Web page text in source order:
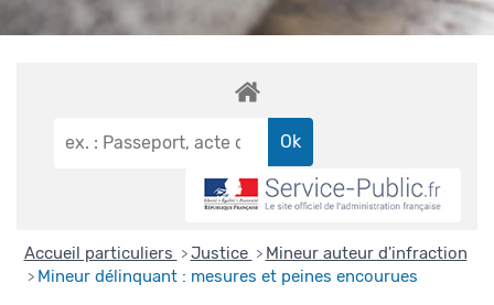
Accueil particuliers > Justice > Mineur auteur d'infraction
> Mineur délinquant : mesures et peines encourues